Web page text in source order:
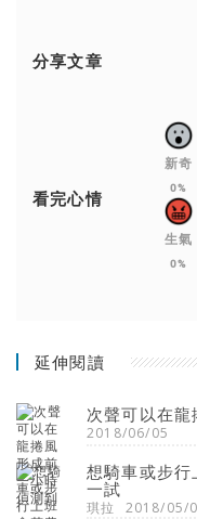
分享文章
看完心情
新奇
0%
生氣
0%
延伸閱讀
次聲可以在
2018/06/05
想騎車或步
一試
琪拉 2018/05/